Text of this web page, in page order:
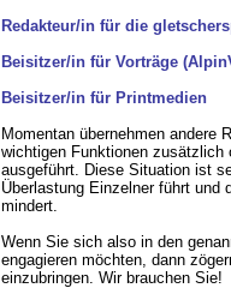
Redakteur/in für die
Beisitzer/in für Vorträge
Beisitzer/in für Printmedien
Momentan übernehmen andere
wichtigen Funktionen zusätzlich
ausgeführt. Diese Situation ist
Überlastung Einzelner führt und
mindert.
Wenn Sie sich also in den
engagieren möchten, dann
einzubringen. Wir brauchen Sie!